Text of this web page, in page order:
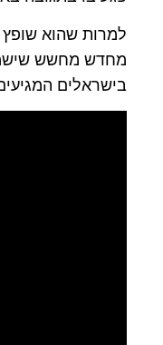
מחדש מחשש
בישראלים